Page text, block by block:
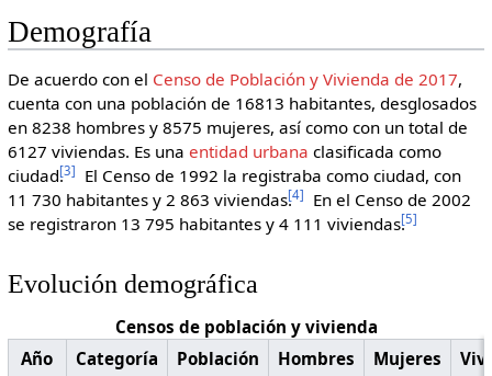
Demografía
De acuerdo con el Censo de Población y Vivienda de 2017,
cuenta con una población de 16813 habitantes, desglosados
en 8238 hombres y 8575 mujeres, así como con un total de
6127 viviendas. Es una entidad urbana clasificada como
ciudad.[3]
El Censo de 1992 la registraba como ciudad, con
11 730 habitantes y 2 863 viviendas.
[4]
En el Censo de 2002
se registraron 13 795 habitantes y 4 111 viviendas.
[5]
Evolución demográfica
Censos de población y vivienda
Año
Categoría Población Hombres Mujeres